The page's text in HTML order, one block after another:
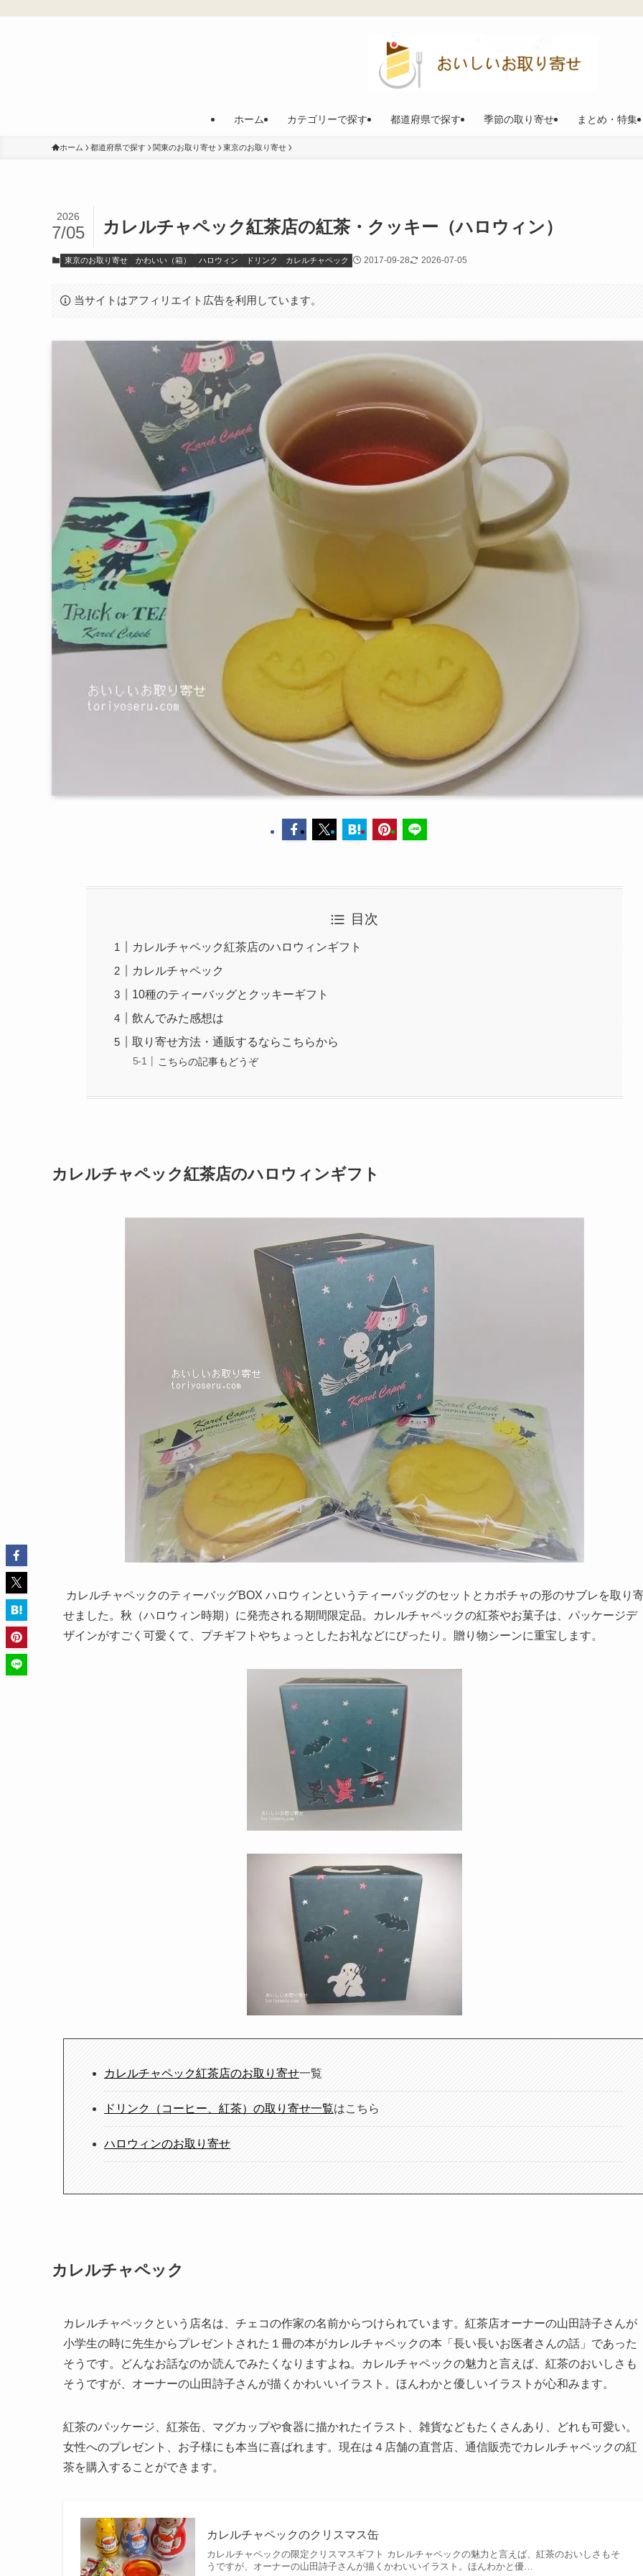
ホーム カテゴリーで探す 都道府県で探す 季節の取り寄せ まとめ・特集
ホーム 都道府県で探す 関東のお取り寄せ 東京のお取り寄せ
カレルチャペック紅茶店の紅茶・クッキー（ハロウィン）
2026
7/05
東京のお取り寄せ かわいい（箱） ハロウィン ドリンク カレルチャペック 2017-09-28 2026-07-05
当サイトはアフィリエイト広告を利用しています。
目次
カレルチャペック紅茶店のハロウィンギフト
カレルチャペック
10種のティーバッグとクッキーギフト
飲んでみた感想は
取り寄せ方法・通販するならこちらから
こちらの記事もどうぞ
カレルチャペック紅茶店のハロウィンギフト
カレルチャペックのティーバッグBOX ハロウィンというティーバッグのセットとカボチャの形のサブレを取り
せました。秋（ハロウィン時期）に発売される期間限定品。カレルチャペックの紅茶やお菓子は、パッケージデ
ザインがすごく可愛くて、プチギフトやちょっとしたお礼などにぴったり。贈り物シーンに重宝します。
カレルチャペック紅茶店のお取り寄せ一覧
ドリンク（コーヒー、紅茶）の取り寄せ一覧はこちら
ハロウィンのお取り寄せ
カレルチャペック
カレルチャペックという店名は、チェコの作家の名前からつけられています。紅茶店オーナーの山田詩子さんが
小学生の時に先生からプレゼントされた１冊の本がカレルチャペックの本「長い長いお医者さんの話」であった
そうです。どんなお話なのか読んでみたくなりますよね。カレルチャペックの魅力と言えば、紅茶のおいしさも
そうですが、オーナーの山田詩子さんが描くかわいいイラスト。ほんわかと優しいイラストが心和みます。
紅茶のパッケージ、紅茶缶、マグカップや食器に描かれたイラスト、雑貨などもたくさんあり、どれも可愛い。
女性へのプレゼント、お子様にも本当に喜ばれます。現在は４店舗の直営店、通信販売でカレルチャペックの紅
茶を購入することができます。
カレルチャペックのクリスマス缶
カレルチャペックの限定クリスマスギフト カレルチャペックの魅力と言えば、紅茶のおいしさもそ
うですが、オーナーの山田詩子さんが描くかわいいイラスト。ほんわかと優…